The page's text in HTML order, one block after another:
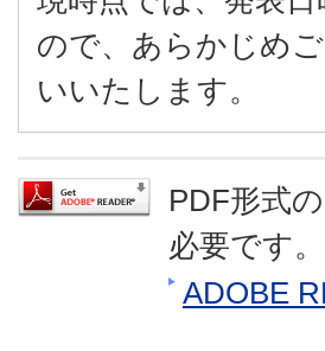
ので、あらかじめ
いいたします。
PDF形式
必要です。
ADOBE